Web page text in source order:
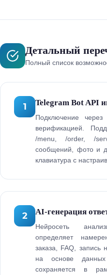
Детальный
Полный список
1 Telegram Bot API
Подключение через
верификацией.
/menu, /order, /
сообщений, фото и
клавиатура с
2 AI-генерация
Нейросеть
определяет
заказа, FAQ, запись
на основе данных
сохраняется в